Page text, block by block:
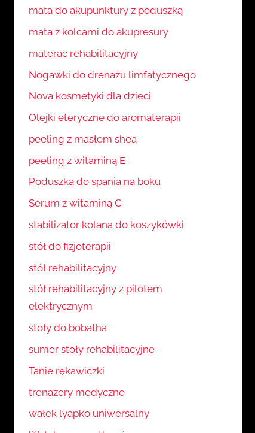
mata do akupunktury z poduszką
mata z kolcami do akupresury
materac rehabilitacyjny
Nogawki do drenażu limfatycznego
Nova kosmetyki dla dzieci
Olejki eteryczne do aromaterapii
peeling z masłem shea
peeling z witaminą E
Poduszka do spania na boku
Serum z witaminą C
stabilizator kolana do koszykówki
stół do fizjoterapii
stół rehabilitacyjny
stół rehabilitacyjny z pilotem
elektrycznym
stoły do bobatha
sumer stoły rehabilitacyjne
Tanie rękawiczki
trenażery medyczne
wałek lyapko uniwersalny